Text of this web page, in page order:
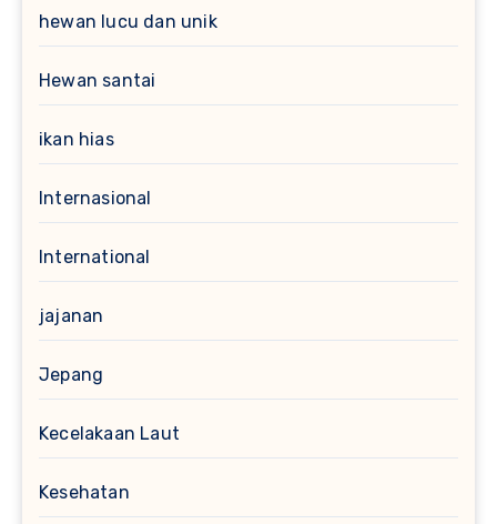
hewan lucu dan unik
Hewan santai
ikan hias
Internasional
International
jajanan
Jepang
Kecelakaan Laut
Kesehatan